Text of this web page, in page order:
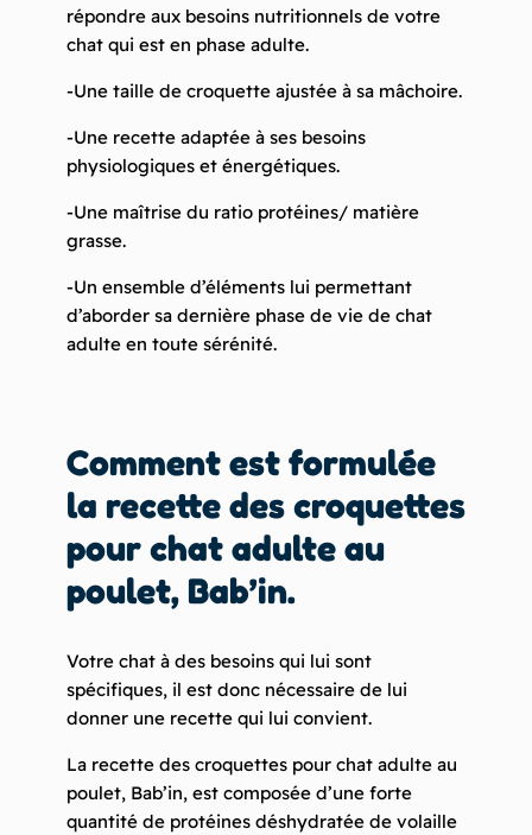
répondre aux besoins nutritionnels de votre
chat qui est en phase adulte.
-Une taille de croquette ajustée à sa mâchoire.
-Une recette adaptée à ses besoins
physiologiques et énergétiques.
-Une maîtrise du ratio protéines/ matière
grasse.
-Un ensemble d’éléments lui permettant
d’aborder sa dernière phase de vie de chat
adulte en toute sérénité.
Comment est formulée
la recette descroquettes
pour chat adulte au
poulet, Bab’in.
Votre chat à des besoins qui lui sont
spécifiques, il est donc nécessaire de lui
donner une recette qui lui convient.
La recette des croquettes pour chat adulte au
poulet, Bab’in, est composée d’une forte
quantité de protéines déshydratée de volaille